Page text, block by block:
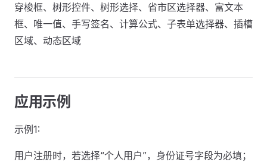
穿梭框、树形控件、树形选择、省市区选择器、富文本
框、唯一值、手写签名、计算公式、子表单选择器、插槽
区域、动态区域
应用示例
示例1:
用户注册时，若选择“个人用户”，身份证号字段为必填；